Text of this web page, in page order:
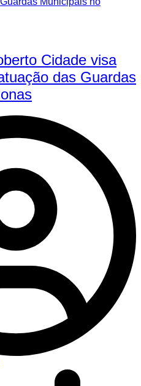
Cidade visa
das Guardas